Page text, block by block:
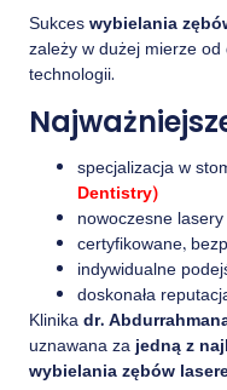
Sukceswybielania
zależy w dużej mierze
technologii.
specjalizacja w
Dentistry)
nowoczesne
certyfikowane,
indywidualne
doskonała
Klinikadr.
uznawana zajedną z
wybielania zębów